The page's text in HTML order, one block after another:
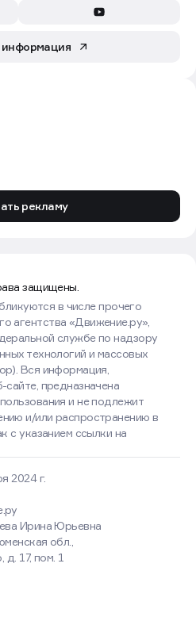
информация
рекламу
защищены.
2024 г.
Ирина Юрьевна
обл.,
17, пом. 1
в числе прочего
агентства «Движение.ру»,
службе по надзору
технологий и массовых
Вся информация,
предназначена
и не подлежит
и/или распространению в
с указанием ссылки на